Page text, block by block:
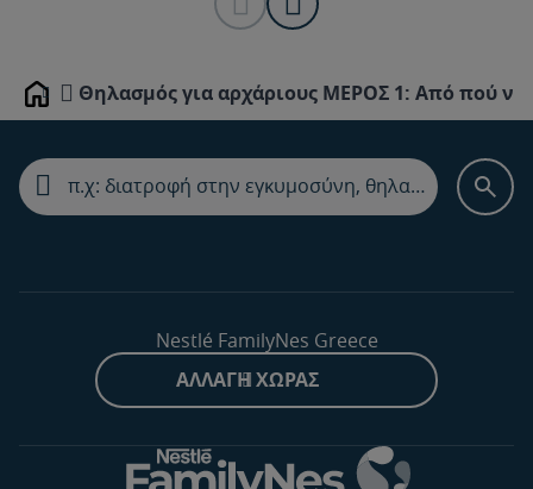
Home Θηλασμός για αρχάριους ΜΕΡΟΣ 1: Από πού να
Nestlé FamilyNes Greece
ΑΛΛΑΓΉ ΧΏΡΑΣ